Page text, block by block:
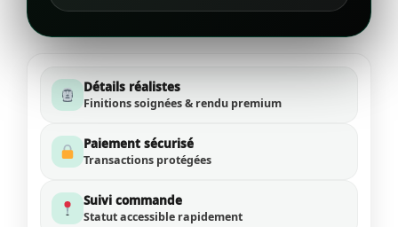
Détails réalistes
Finitions soignées & rendu premium
Paiement sécurisé
Transactions protégées
Suivi commande
Statut accessible rapidement